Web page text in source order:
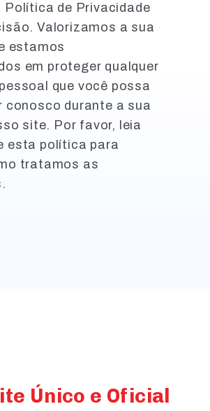
Política de Privacidade
Valorizamos a sua
estamos
em proteger qualquer
que você possa
conosco durante a sua
site. Por favor, leia
esta política para
tratamos as
Único e Oficial